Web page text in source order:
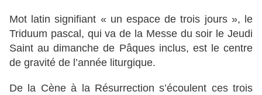
Mot latin signifiant « un espace de trois jours », le
Triduum pascal, qui va de la Messe du soir le Jeudi
Saint au dimanche de Pâques inclus, est le centre
de gravité de l’année liturgique.
De la Cène à la Résurrection s’écoulent ces trois